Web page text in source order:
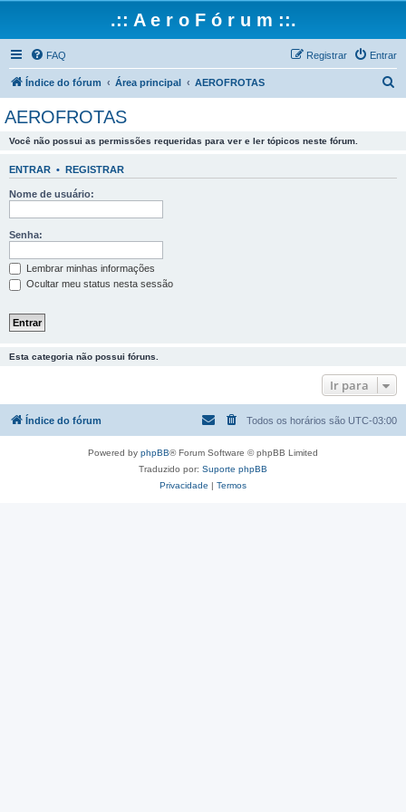
.:: A e r o F ó r u m ::.
FAQ Entrar
Registrar
Índice do fórum Área principal AEROFROTAS
AEROFROTAS
Você não possui as permissões requeridas para ver e ler tópicos neste fórum.
ENTRAR • REGISTRAR
Nome de usuário:
Senha:
Lembrar minhas informações
Ocultar meu status nesta sessão
Esta categoria não possui fóruns.
Ir para
Índice do fórum Todos os horários são UTC-03:00
Powered by phpBB® Forum Software © phpBB Limited
Traduzido por: Suporte phpBB
Privacidade | Termos